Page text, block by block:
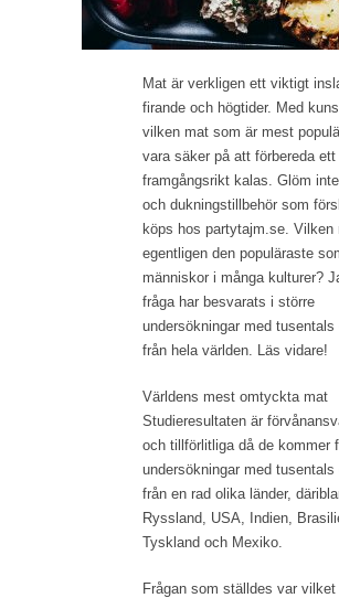
Mat är verkligen ett viktigt
firande och högtider. Med
vilken mat som är mest
vara säker på att förbereda ett
framgångsrikt kalas. Glöm inte
och dukningstillbehör som
köps hos partytajm.se. Vilken
egentligen den populäraste
människor i många kulturer?
fråga har besvarats i större
undersökningar med tusentals
från hela världen. Läs vidare!
Världens mest omtyckta mat
Studieresultaten är
och tillförlitliga då de kommer
undersökningar med tusentals
från en rad olika länder,
Ryssland, USA, Indien,
Tyskland och Mexiko.
Frågan som ställdes var